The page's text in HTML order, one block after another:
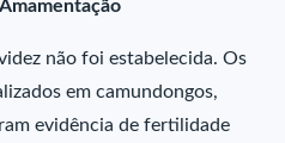
não foi estabelecida. Os
em camundongos,
evidência de fertilidade